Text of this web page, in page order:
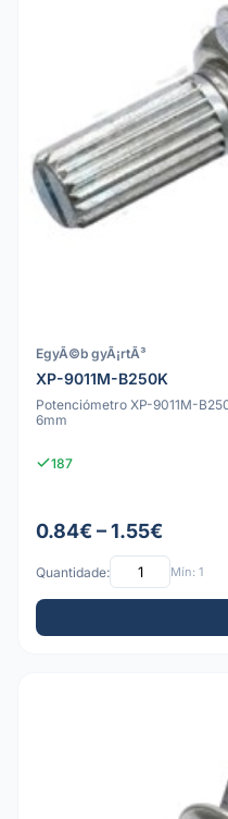
EgyÃ©b gyÃ¡rtÃ³
XP-9011M-B250K
Potenciómetro XP-9011M-
6mm
187
0.84€ – 1.55€
Quantidade: Mín: 1